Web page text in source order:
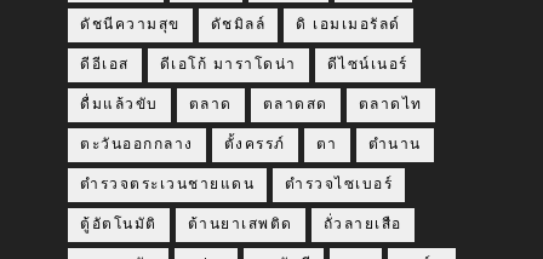
ดัชนีความสุข ดัชมิลล์ ดิ เอมเมอรัลด์
ดีอีเอส ดีเอโก้ มาราโดน่า ดีไซน์เนอร์
ดื่มแล้วขับ ตลาด ตลาดสด ตลาดไท
ตะวันออกกลาง ตั้งครรภ์ ตา ตำนาน
ตำรวจตระเวนชายแดน ตำรวจไซเบอร์
ตู้อัตโนมัติ ต้านยาเสพติด ถั่วลายเสือ